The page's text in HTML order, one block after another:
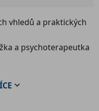
vhledů a praktických
a psychoterapeutka
partnerovi